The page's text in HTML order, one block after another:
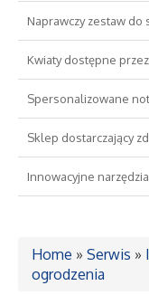
Naprawczy zestaw do
Kwiaty dostępne
Spersonalizowane
Sklep dostarczający
Innowacyjne
Home » Serwis »
ogrodzenia